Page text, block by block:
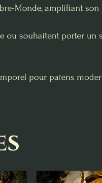
Monde, amplifiant son
ou souhaitent porter un
pour païens